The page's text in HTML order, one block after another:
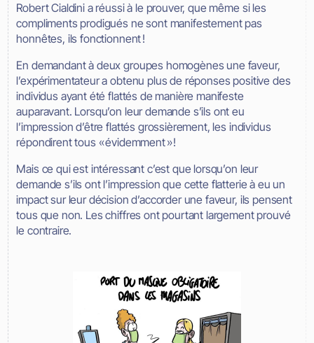
Robert Cialdini a réussi à le prouver, que même si les
compliments prodigués ne sont manifestement pas
honnêtes, ils fonctionnent !
En demandant à deux groupes homogènes une faveur,
l’expérimentateur a obtenu plus de réponses positive des
individus ayant été flattés de manière manifeste
auparavant. Lorsqu’on leur demande s’ils ont eu
l’impression d’être flattés grossièrement, les individus
répondirent tous « évidemment » !
Mais ce qui est intéressant c’est que lorsqu’on leur
demande s’ils ont l’impression que cette flatterie à eu un
impact sur leur décision d’accorder une faveur, ils pensent
tous que non. Les chiffres ont pourtant largement prouvé
le contraire.